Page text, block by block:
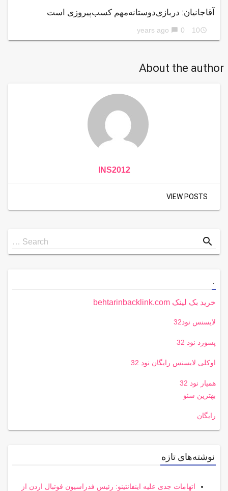
آقاجانیان: دربازی‌دوستانه‌مهم کسب‌پیروزی است
access_time
10 years ago
chat_bubble 0
About the author
INS2012
VIEW POSTS
Search
for
Search … search
.
خرید بک لینک behtarinbacklink.com
لایسنس نود32
پسورد نود 32
اوکلی لایسنس رایگان نود 32
همیار نود 32
بهترین سئو
رایگان
نوشته‌های تازه
اتهامات جدی علیه اینفانتینو: رئیس فدراسیون فوتبال اردن از